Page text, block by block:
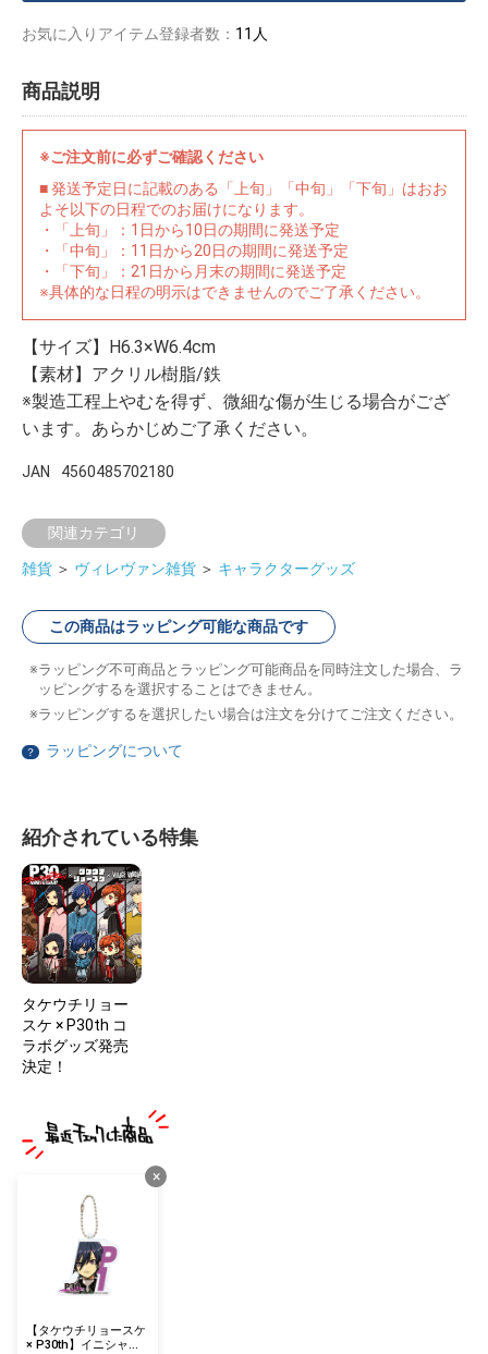
お気に入りアイテム登録者数： 11人
商品説明
※ご注文前に必ずご確認ください
■ 発送予定日に記載のある「上旬」「中旬」「下旬」はおお
よそ以下の日程でのお届けになります。
・「上旬」：1日から10日の期間に発送予定
・「中旬」：11日から20日の期間に発送予定
・「下旬」：21日から月末の期間に発送予定
※具体的な日程の明示はできませんのでご了承ください。
【サイズ】H6.3×W6.4cm
【素材】アクリル樹脂/鉄
※製造工程上やむを得ず、微細な傷が生じる場合がござ
います。あらかじめご了承ください。
JAN 4560485702180
関連カテゴリ
雑貨 ＞ ヴィレヴァン雑貨 ＞ キャラクターグッズ
この商品はラッピング可能な商品です
ラッピング不可商品とラッピング可能商品を同時注文した場合、ラ
ッピングするを選択することはできません。
ラッピングするを選択したい場合は注文を分けてご注文ください。
？ ラッピングについて
紹介されている特集
タケウチリョー
スケ × P30th コ
ラボグッズ発売
決定！
×
【タケウチリョースケ
× P30th】イニシャル
イラストレ
ーター
アダルトグ
ッズ